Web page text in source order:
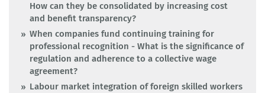
How can they be consolidated by increasing cost
and benefit transparency?
When companies fund continuing training for
professional recognition - What is the significance of
regulation and adherence to a collective wage
agreement?
Labour market integration of foreign skilled workers